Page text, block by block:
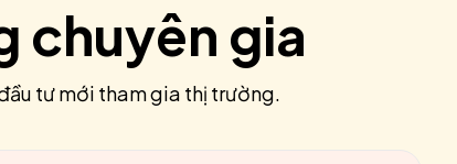
chuyên gia
tư mới tham gia thị trường.